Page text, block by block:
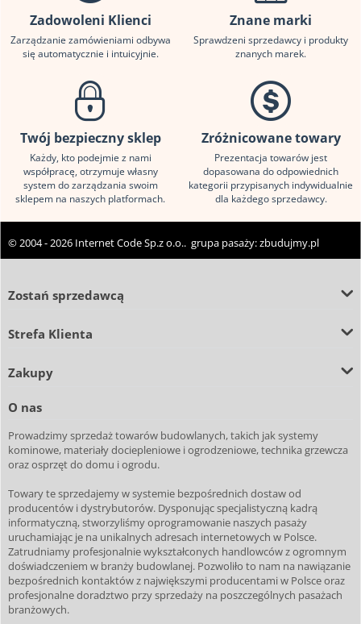
Zadowoleni Klienci
Zarządzanie zamówieniami odbywa
się automatycznie i intuicyjnie.
Znane marki
Sprawdzeni sprzedawcy i produkty
znanych marek.
Twój bezpieczny sklep
Każdy, kto podejmie z nami
współpracę, otrzymuje własny
system do zarządzania swoim
sklepem na naszych platformach.
Zróżnicowane towary
Prezentacja towarów jest
dopasowana do odpowiednich
kategorii przypisanych indywidualnie
dla każdego sprzedawcy.
© 2004 - 2026 Internet Code Sp.z o.o.. grupa pasaży:zbudujmy.pl
Zostań sprzedawcą
Strefa Klienta
Zakupy
O nas
Prowadzimy sprzedaż towarów budowlanych, takich jak systemy
kominowe, materiały dociepleniowe i ogrodzeniowe, technika grzewcza
oraz osprzęt do domu i ogrodu.
Towary te sprzedajemy w systemie bezpośrednich dostaw od
producentów i dystrybutorów. Dysponując specjalistyczną kadrą
informatyczną, stworzyliśmy oprogramowanie naszych pasaży
uruchamiając je na unikalnych adresach internetowych w Polsce.
Zatrudniamy profesjonalnie wykształconych handlowców z ogromnym
doświadczeniem w branży budowlanej. Pozwoliło to nam na nawiązanie
bezpośrednich kontaktów z największymi producentami w Polsce oraz
profesjonalne doradztwo przy sprzedaży na poszczególnych pasażach
branżowych.